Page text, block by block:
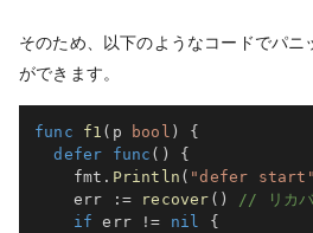
そのため、以下のようなコードでパニ
ができます。
func f1 ( p bool )
{
defer
func ( )
{
    fmt
. Println ( "defer start"
    err
:= recover ( )
// リカバ
if err != nil
{